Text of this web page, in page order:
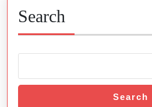
Search
Search